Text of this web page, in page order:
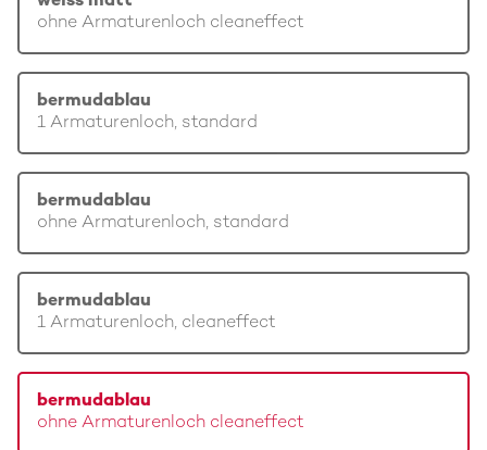
ohne Armaturenloch cleaneffect
bermudablau
1 Armaturenloch, standard
bermudablau
ohne Armaturenloch, standard
bermudablau
1 Armaturenloch, cleaneffect
bermudablau
ohne Armaturenloch cleaneffect